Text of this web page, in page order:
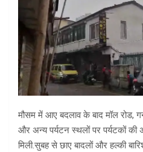
मौसम में आए बदलाव के बाद मॉल रोड,
और अन्य पर्यटन स्थलों पर पर्यटकों
मिली.सुबह से छाए बादलों और हल्की